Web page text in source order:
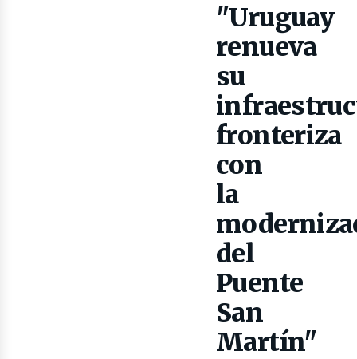
"Uruguay
renueva
su
fronteriza
con
la
del
Puente
San
Martín"